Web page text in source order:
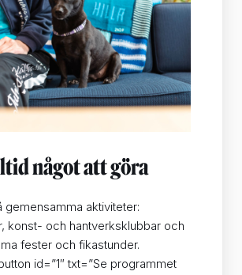
något att göra
gemensamma aktiviteter:
konst- och hantverksklubbar och
fester och fikastunder.
id=”1″ txt=”Se programmet